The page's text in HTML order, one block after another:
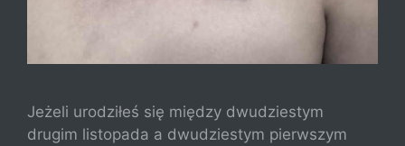
Jeżeli urodziłeś się między dwudziestym
drugim listopada a dwudziestym pierwszym